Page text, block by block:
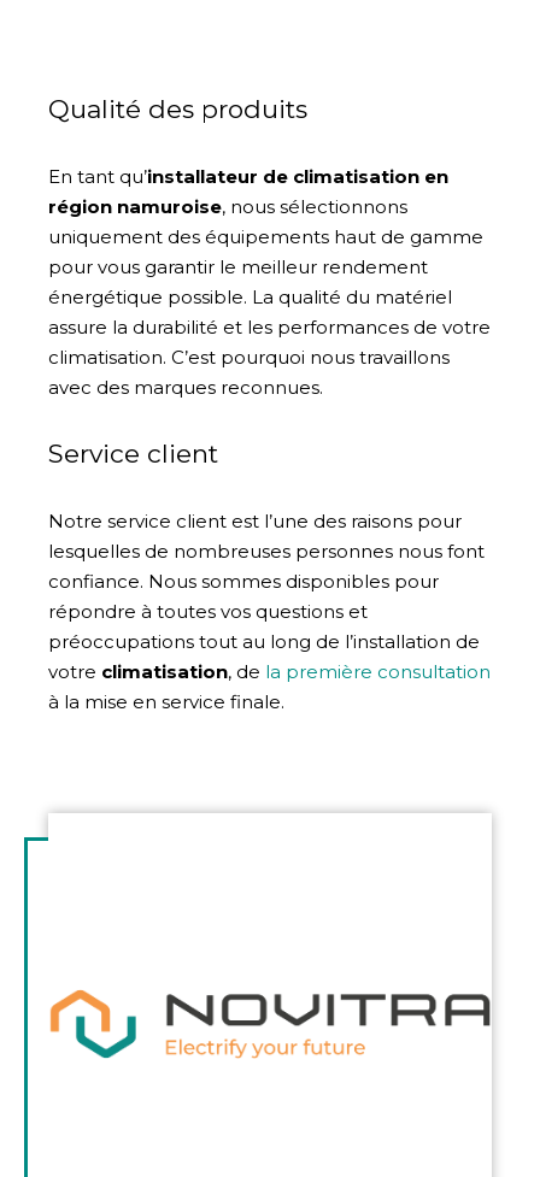
Qualité des produits
En tant qu’installateur de climatisation en
région namuroise, nous sélectionnons
uniquement des équipements haut de gamme
pour vous garantir le meilleur rendement
énergétique possible. La qualité du matériel
assure la durabilité et les performances de votre
climatisation. C’est pourquoi nous travaillons
avec des marques reconnues.
Service client
Notre service client est l’une des raisons pour
lesquelles de nombreuses personnes nous font
confiance. Nous sommes disponibles pour
répondre à toutes vos questions et
préoccupations tout au long de l’installation de
votre climatisation, de la première consultation
à la mise en service finale.